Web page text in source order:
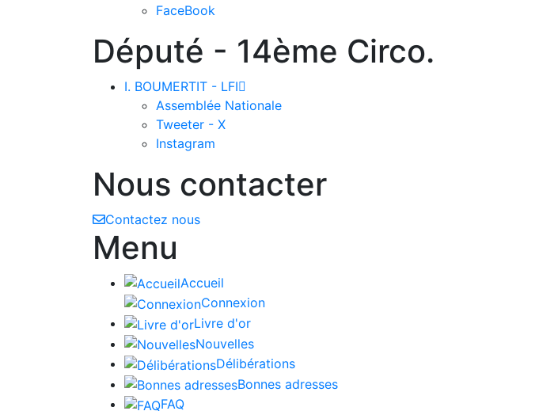
FaceBook
Député - 14ème Circo.
I. BOUMERTIT - LFI
Assemblée Nationale
Tweeter - X
Instagram
Nous contacter
Contactez nous
Menu
Accueil
Connexion
Livre d'or
Nouvelles
Délibérations
Bonnes adresses
FAQ